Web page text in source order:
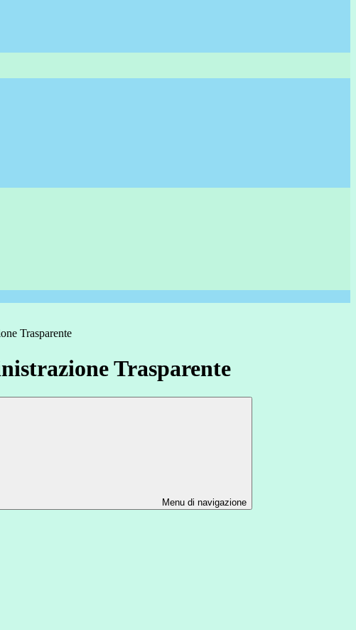
Trasparente
Trasparente
Menu di navigazione